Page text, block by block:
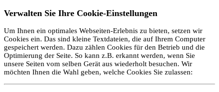
Verwalten Sie Ihre Cookie-Einstellungen
Um Ihnen ein optimales Webseiten-Erlebnis zu bieten, setzen wir
Cookies ein. Das sind kleine Textdateien, die auf Ihrem Computer
gespeichert werden. Dazu zählen Cookies für den Betrieb und die
Optimierung der Seite. So kann z.B. erkannt werden, wenn Sie
unsere Seiten vom selben Gerät aus wiederholt besuchen. Wir
möchten Ihnen die Wahl geben, welche Cookies Sie zulassen: